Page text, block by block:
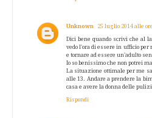
Unknown 25 luglio 2014 alle
Dici bene quando scrivi che al
vedo l'ora di essere in ufficio
e tornare ad essere un'adulto
Io so benissimo che non potrei
La situazione ottimale per me
alle 13. Andare a prendere la
casa e avere la donna delle
Rispondi